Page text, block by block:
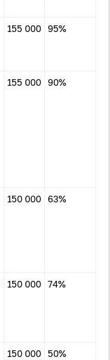
155 000 95%
155 000 90%
150 000 63%
150 000 74%
150 000 50%